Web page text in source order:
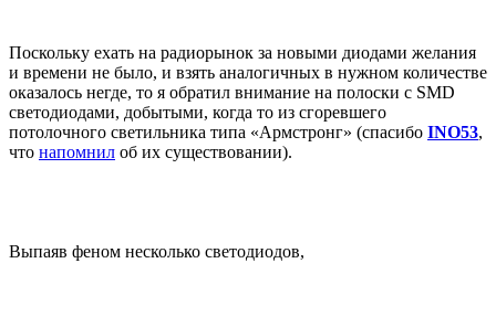
Поскольку ехать на радиорынок за новыми диодами желания
и времени не было, и взять аналогичных в нужном количестве
оказалось негде, то я обратил внимание на полоски с SMD
светодиодами, добытыми, когда то из сгоревшего
потолочного светильника типа «Армстронг» (спасибо INO53,
что напомнил об их существовании).
Выпаяв феном несколько светодиодов,